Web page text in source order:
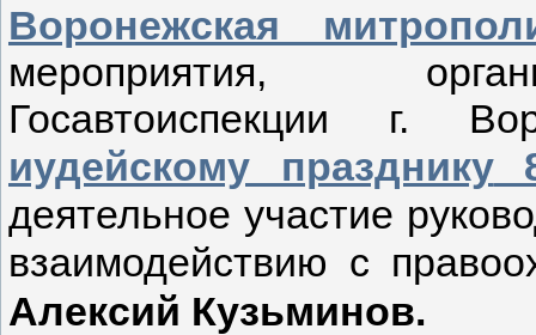
Воронежская
мероприятия,
Госавтоиспекции г.
иудейскому празднику8
деятельное участие
взаимодействию с
Алексий Кузьминов.